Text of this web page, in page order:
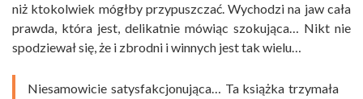
niż ktokolwiek mógłby przypuszczać. Wychodzi na jaw cała
prawda, która jest, delikatnie mówiąc szokująca… Nikt nie
spodziewał się, że i zbrodni i winnych jest tak wielu…
Niesamowicie satysfakcjonująca… Ta książka trzymała